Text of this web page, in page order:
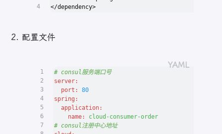
4
</dependency>
配置文件
1
2
3
4
5
6
7
# consul服务端口号
server:
port:
80
spring:
application:
name:
cloud-consumer-order
# consul注册中心地址